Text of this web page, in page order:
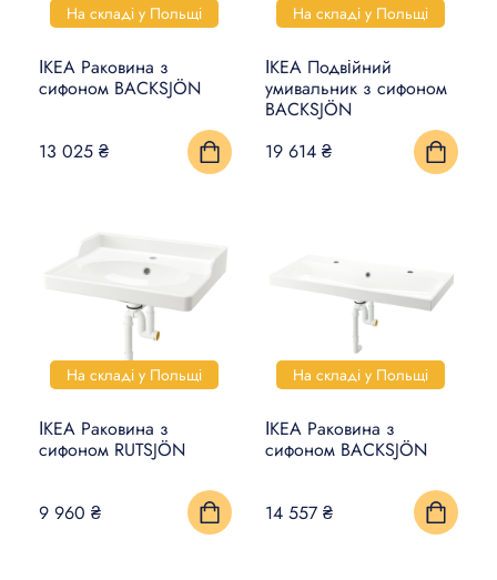
На складі у Польщі
ІКЕА Раковина з
сифоном BACKSJÖN
13 025 ₴
На складі у Польщі
ІКЕА Подвійний
умивальник з сифоном
BACKSJÖN
19 614 ₴
На складі у Польщі
ІКЕА Раковина з
сифоном RUTSJÖN
9 960 ₴
На складі у Польщі
ІКЕА Раковина з
сифоном BACKSJÖN
14 557 ₴